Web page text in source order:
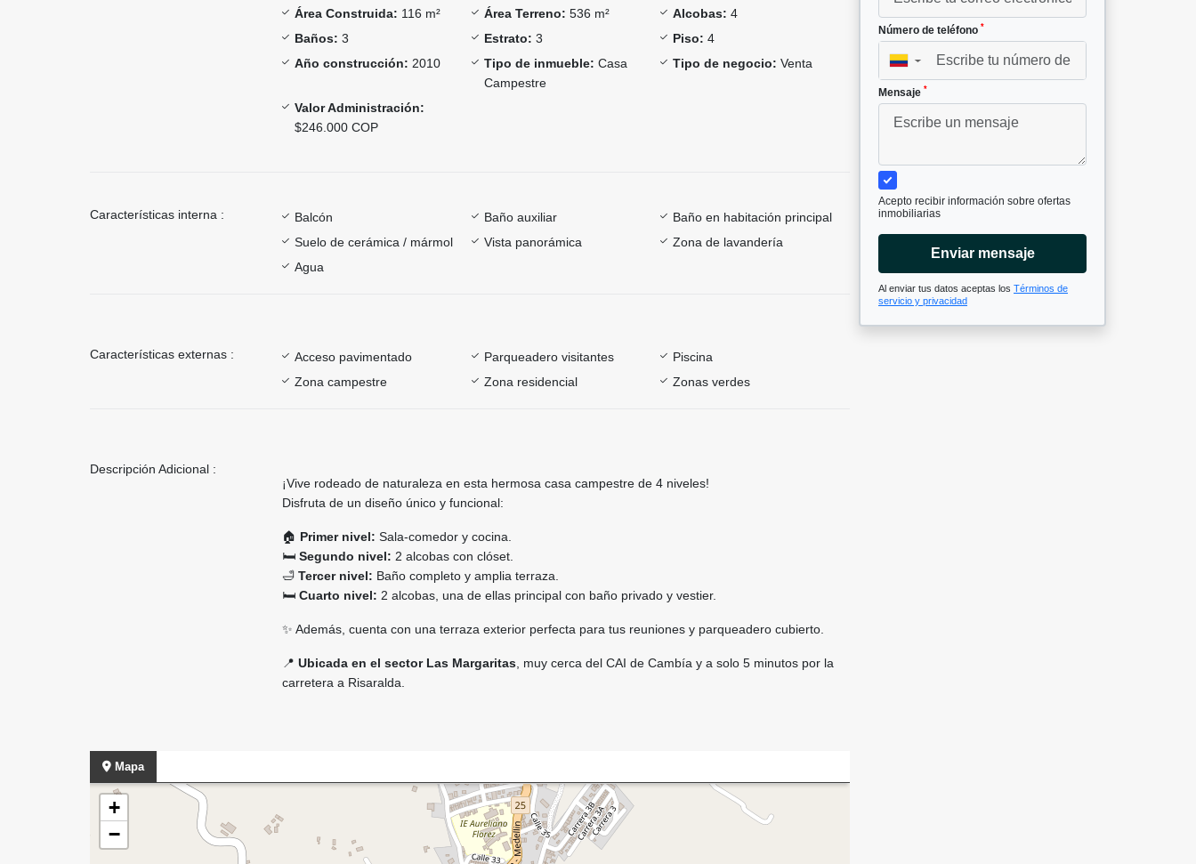
Área Construida: 116 m² Área Terreno: 536 m² Alcobas: 4
Baños: 3 Estrato: 3 Piso: 4
Año construcción: 2010 Tipo de inmueble: Casa
Campestre
Tipo de negocio: Venta
Valor Administración:
$246.000 COP
Características interna : Balcón Baño auxiliar
Baño en habitación principal
Suelo de cerámica / mármol
Vista panorámica
Zona de lavandería
Agua
Características externas : Acceso pavimentado Parqueadero visitantes
Piscina
Zona campestre
Zona residencial Zonas verdes
Descripción Adicional :
¡Vive rodeado de naturaleza en esta hermosa casa campestre de 4 niveles!
Disfruta de un diseño único y funcional:
🏠 Primer nivel: Sala-comedor y cocina.
🛏️ Segundo nivel: 2 alcobas con clóset.
🛁 Tercer nivel: Baño completo y amplia terraza.
🛏️ Cuarto nivel: 2 alcobas, una de ellas principal con baño privado y vestier.
✨ Además, cuenta con una terraza exterior perfecta para tus reuniones y parqueadero cubierto.
📍 Ubicada en el sector Las Margaritas , muy cerca del CAI de Cambía y a solo 5 minutos por la
carretera a Risaralda.
Mapa
+
−
Número de teléfono *
▼
Mensaje *
Acepto recibir información sobre ofertas
inmobiliarias
Enviar mensaje
Al enviar tus datos aceptas los Términos de
servicio y privacidad